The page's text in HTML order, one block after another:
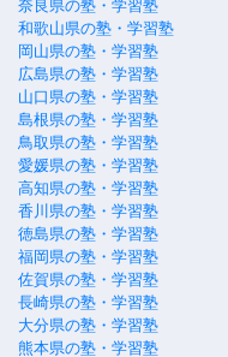
奈良県の塾・学習塾
和歌山県の塾・学習塾
岡山県の塾・学習塾
広島県の塾・学習塾
山口県の塾・学習塾
島根県の塾・学習塾
鳥取県の塾・学習塾
愛媛県の塾・学習塾
高知県の塾・学習塾
香川県の塾・学習塾
徳島県の塾・学習塾
福岡県の塾・学習塾
佐賀県の塾・学習塾
長崎県の塾・学習塾
大分県の塾・学習塾
熊本県の塾・学習塾